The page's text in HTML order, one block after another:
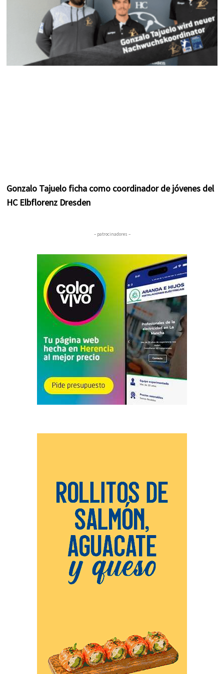
Gonzalo Tajuelo ficha como coordinador de jóvenes del
HC Elbflorenz Dresden
– patrocinadores –